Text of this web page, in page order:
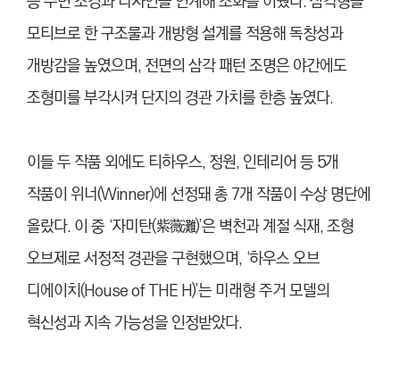
모티브로 한 구조물과 개방형 설계를 적용해 독창성과
개방감을 높였으며, 전면의 삼각 패턴 조명은 야간에도
조형미를 부각시켜 단지의 경관 가치를 한층 높였다.
이들 두 작품 외에도 티하우스, 정원, 인테리어 등 5개
작품이 위너(Winner)에 선정돼 총 7개 작품이 수상 명단에
올랐다. 이 중 ‘자미탄(紫薇灘)’은 벽천과 계절 식재, 조형
오브제로 서정적 경관을 구현했으며, ‘하우스 오브
디에이치(House of THE H)’는 미래형 주거 모델의
혁신성과 지속 가능성을 인정받았다.